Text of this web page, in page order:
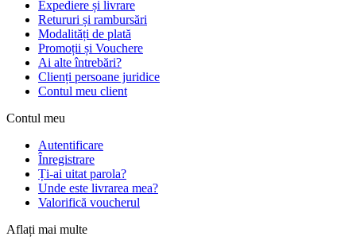
Expediere și livrare
Retururi și rambursări
Modalități de plată
Promoții și Vouchere
Ai alte întrebări?
Clienți persoane juridice
Contul meu client
Contul meu
Autentificare
Înregistrare
Ți-ai uitat parola?
Unde este livrarea mea?
Valorifică voucherul
Aflați mai multe